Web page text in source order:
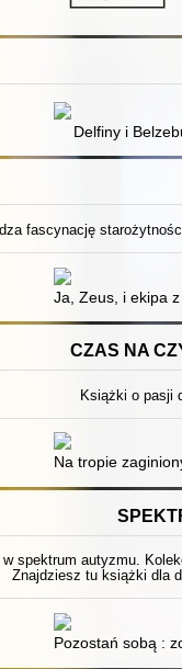
Delfiny i
fascynację
Ja, Zeus, i ekipa
CZAS NA
Książki o pasji
Na tropie
spektrum autyzmu.
Znajdziesz tu książki dla
autyzmu : ponad 100
Pozostań sobą :